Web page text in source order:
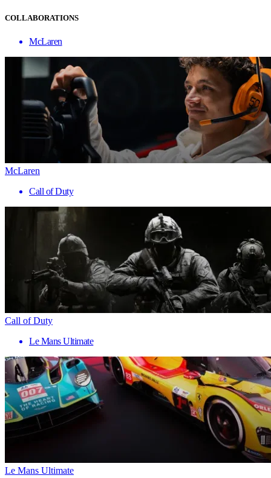
COLLABORATIONS
McLaren
McLaren
Call of Duty
Call of Duty
Le Mans Ultimate
Le Mans Ultimate